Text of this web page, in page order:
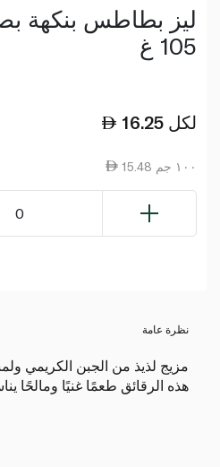
ليز بطاطس بنكهة
105 غ
16.25 لكل
15.48 ١٠٠ جم
0
نظرة عامة
مزيج لذيذ من الجبن الكريمي
هذه الرقائق طعمًا غنيًا ومالحًا